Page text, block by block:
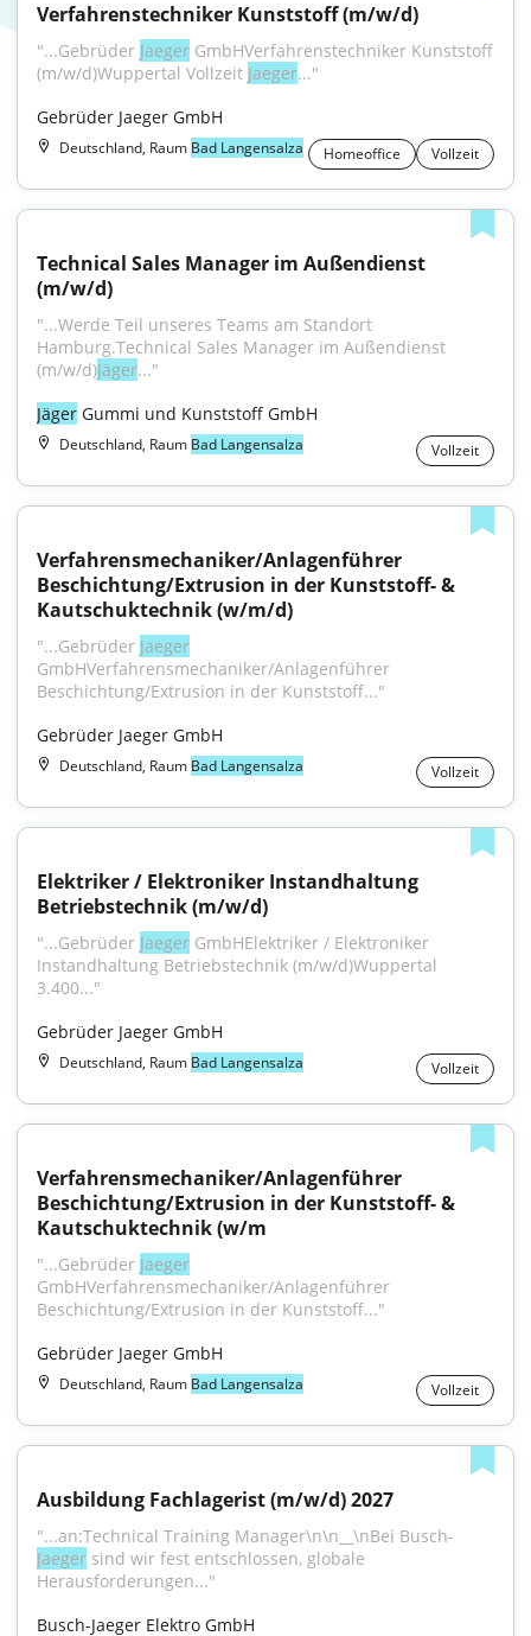
Verfahrenstechniker Kunststoff (m/w/d)
"...Gebrüder Jaeger GmbHVerfahrenstechniker Kunststoff
(m/w/d)Wuppertal Vollzeit Jaeger..."
Gebrüder Jaeger GmbH
Deutschland, Raum Bad Langensalza Homeoffice Vollzeit
Technical Sales Manager im Außendienst
(m/w/d)
"...Werde Teil unseres Teams am Standort
Hamburg.Technical Sales Manager im Außendienst
(m/w/d)Jäger..."
Jäger Gummi und Kunststoff GmbH
Deutschland, Raum Bad Langensalza Vollzeit
Verfahrensmechaniker/Anlagenführer
Beschichtung/Extrusion in der Kunststoff- &
Kautschuktechnik (w/m/d)
"...Gebrüder Jaeger
GmbHVerfahrensmechaniker/Anlagenführer
Beschichtung/Extrusion in der Kunststoff..."
Gebrüder Jaeger GmbH
Deutschland, Raum Bad Langensalza Vollzeit
Elektriker / Elektroniker Instandhaltung
Betriebstechnik (m/w/d)
"...Gebrüder Jaeger GmbHElektriker / Elektroniker
Instandhaltung Betriebstechnik (m/w/d)Wuppertal
3.400..."
Gebrüder Jaeger GmbH
Deutschland, Raum Bad Langensalza Vollzeit
Verfahrensmechaniker/Anlagenführer
Beschichtung/Extrusion in der Kunststoff- &
Kautschuktechnik (w/m
"...Gebrüder Jaeger
GmbHVerfahrensmechaniker/Anlagenführer
Beschichtung/Extrusion in der Kunststoff..."
Gebrüder Jaeger GmbH
Deutschland, Raum Bad Langensalza Vollzeit
Ausbildung Fachlagerist (m/w/d) 2027
"...an:Technical Training Manager\n\n__\nBei Busch-
Jaeger sind wir fest entschlossen, globale
Herausforderungen..."
Busch-Jaeger Elektro GmbH